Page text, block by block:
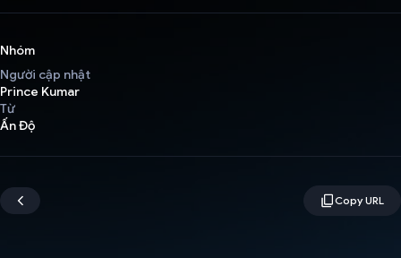
Nhóm
Người cập nhật
Prince Kumar
Từ
Ấn Độ